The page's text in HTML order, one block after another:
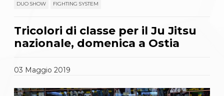
News
Attività Didattica
Gare e Risultati
La disciplina
DUO SHOW FIGHTING SYSTEM
Tricolori di classe per il Ju Jitsu
nazionale, domenica a Ostia
03 Maggio2019